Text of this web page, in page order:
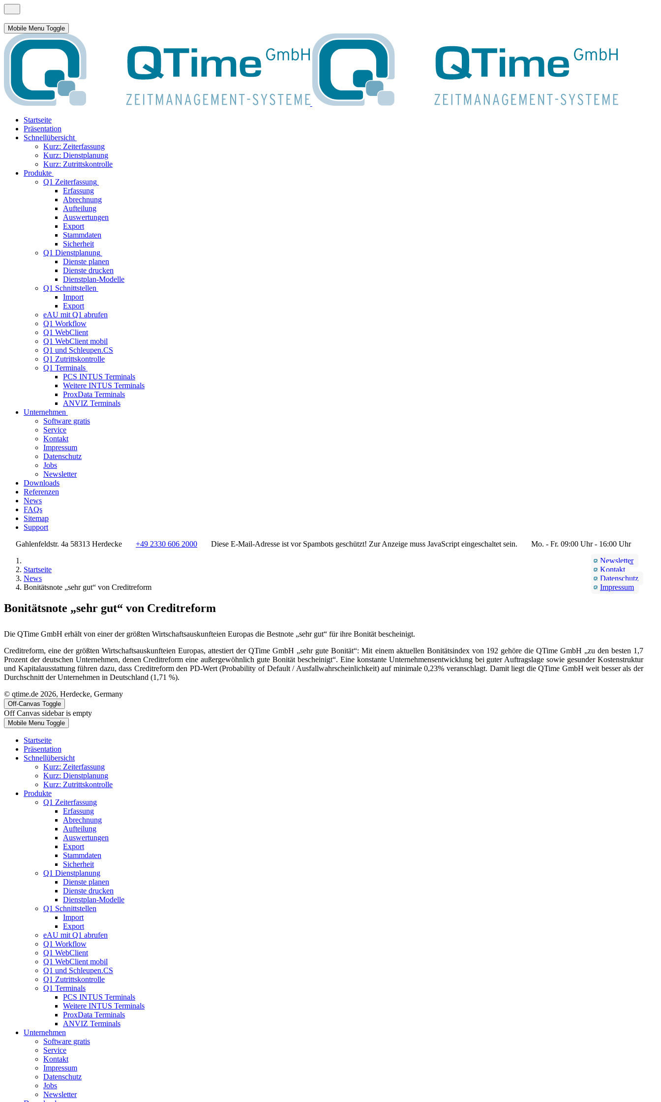
Mobile Menu Toggle
Startseite
Präsentation
Schnellübersicht
Kurz: Zeiterfassung
Kurz: Dienstplanung
Kurz: Zutrittskontrolle
Produkte
Q1 Zeiterfassung
Erfassung
Abrechnung
Aufteilung
Auswertungen
Export
Stammdaten
Sicherheit
Q1 Dienstplanung
Dienste planen
Dienste drucken
Dienstplan-Modelle
Q1 Schnittstellen
Import
Export
eAU mit Q1 abrufen
Q1 Workflow
Q1 WebClient
Q1 WebClient mobil
Q1 und Schleupen.CS
Q1 Zutrittskontrolle
Q1 Terminals
PCS INTUS Terminals
Weitere INTUS Terminals
ProxData Terminals
ANVIZ Terminals
Unternehmen
Software gratis
Service
Kontakt
Impressum
Datenschutz
Jobs
Newsletter
Downloads
Referenzen
News
FAQs
Sitemap
Support
Gahlenfeldstr. 4a 58313 Herdecke
+49 2330 606 2000 Diese E-Mail-Adresse ist vor Spambots geschützt! Zur Anzeige muss JavaScript eingeschaltet sein.
Mo. - Fr. 09:00 Uhr - 16:00 Uhr
Newsletter
Kontakt
Datenschutz
Impressum
Startseite
News
Bonitätsnote „sehr gut“ von Creditreform
Bonitätsnote „sehr gut“ von Creditreform
Die QTime GmbH erhält von einer der größten Wirtschaftsauskunfteien Europas die Bestnote „sehr gut“ für ihre Bonität bescheinigt.
Creditreform, eine der größten Wirtschaftsauskunfteien Europas, attestiert der QTime GmbH „sehr gute Bonität“: Mit einem aktuellen Bonitätsindex von 192 gehöre die QTime GmbH „zu den besten 1,7
Prozent der deutschen Unternehmen, denen Creditreform eine außergewöhnlich gute Bonität bescheinigt“. Eine konstante Unternehmensentwicklung bei guter Auftragslage sowie gesunder Kostenstruktur
und Kapitalausstattung führen dazu, dass Creditreform den PD-Wert (Probability of Default / Ausfallwahrscheinlichkeit) auf minimale 0,23% veranschlagt. Damit liegt die QTime GmbH weit besser als der
Durchschnitt der Unternehmen in Deutschland (1,71 %).
© qtime.de 2026, Herdecke, Germany
Off-Canvas Toggle
Off Canvas sidebar is empty
Mobile Menu Toggle
Startseite
Präsentation
Schnellübersicht
Kurz: Zeiterfassung
Kurz: Dienstplanung
Kurz: Zutrittskontrolle
Produkte
Q1 Zeiterfassung
Erfassung
Abrechnung
Aufteilung
Auswertungen
Export
Stammdaten
Sicherheit
Q1 Dienstplanung
Dienste planen
Dienste drucken
Dienstplan-Modelle
Q1 Schnittstellen
Import
Export
eAU mit Q1 abrufen
Q1 Workflow
Q1 WebClient
Q1 WebClient mobil
Q1 und Schleupen.CS
Q1 Zutrittskontrolle
Q1 Terminals
PCS INTUS Terminals
Weitere INTUS Terminals
ProxData Terminals
ANVIZ Terminals
Unternehmen
Software gratis
Service
Kontakt
Impressum
Datenschutz
Jobs
Newsletter